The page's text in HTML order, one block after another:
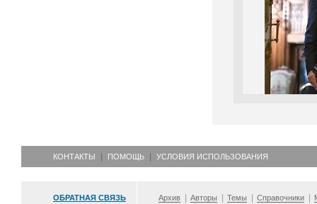
КОНТАКТЫ ПОМОЩЬ УСЛОВИЯ ИСПОЛЬЗОВАНИЯ
ОБРАТНАЯ СВЯЗЬ Архив Авторы Темы Справочники